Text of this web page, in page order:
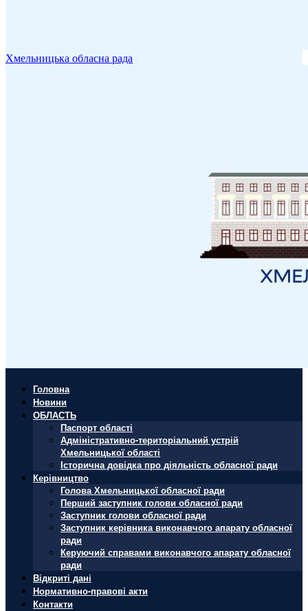
Хмельницька обласна рада
Головна
Новини
ОБЛАСТЬ
Паспорт області
Адміністративно-територіальний устрій
Хмельницької області
Історична довідка про діяльність обласної ради
Керівництво
Голова Хмельницької обласної ради
Перший заступник голови обласної ради
Заступник голови обласної ради
Заступник керівника виконавчого апарату обласної
ради
Керуючий справами виконавчого апарату обласної
ради
Відкриті дані
Нормативно-правові акти
Контакти